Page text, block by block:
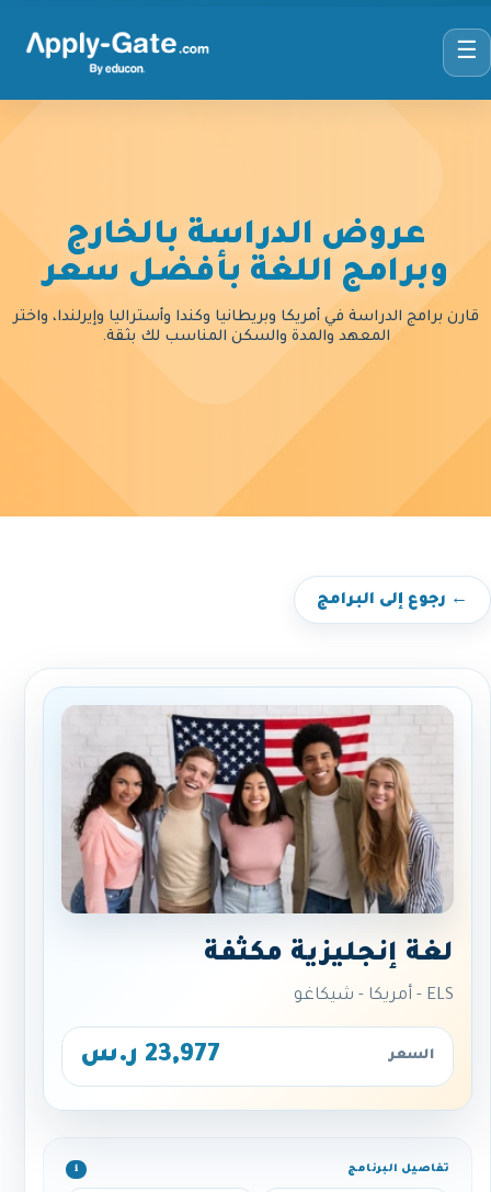
☰
عروض الدراسة بالخارج
وبرامج اللغة بأفضل سعر
قارن برامج الدراسة في أمريكا وبريطانيا وكندا وأستراليا وإيرلندا، واختر
المعهد والمدة والسكن المناسب لك بثقة.
← رجوع إلى البرامج
لغة إنجليزية مكثفة
ELS - أمريكا - شيكاغو
السعر 23,977 ر.س
تفاصيل البرنامج ℹ️